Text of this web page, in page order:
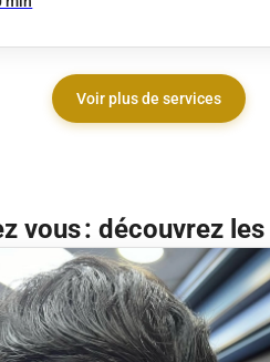
Voir plus de services
vous : découvrez